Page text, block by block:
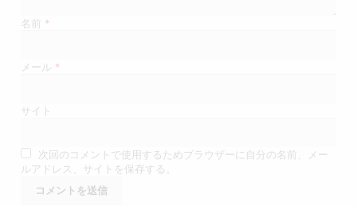
名前 *
メール *
サイト
次回のコメントで使用するためブラウザーに自分の名前、メー
ルアドレス、サイトを保存する。